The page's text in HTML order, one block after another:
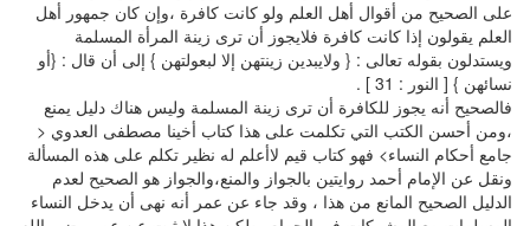
على الصحيح من أقوال أهل العلم ولو كانت كافرة ،وإن كان جمهور أهل
العلم يقولون إذا كانت كافرة فلايجوز أن ترى زينة المرأة المسلمة
ويستدلون بقوله تعالى : { ولايبدين زينتهن إلا لبعولتهن } إلى أن قال : {أو
نسائهن } [ النور : 31 ] .
فالصحيح أنه يجوز للكافرة أن ترى زينة المسلمة وليس هناك دليل يمنع
،ومن أحسن الكتب التي تكلمت على هذا كتاب أخينا مصطفى العدوي <
جامع أحكام النساء> فهو كتاب قيم لاأعلم له نظير تكلم على هذه المسألة
ونقل عن الإمام أحمد روايتين بالجواز والمنع،والجواز هو الصحيح لعدم
الدليل الصحيح المانع من هذا ، وقد جاء عن عمر أنه نهى أن يدخل النساء